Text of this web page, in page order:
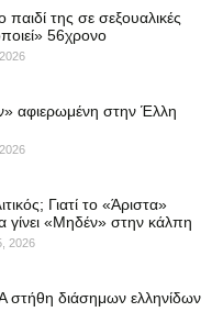
της σε σεξουαλικές
56χρονο
αφιερωμένη στην Έλλη
Γιατί το «Άριστα»
γίνει «Μηδέν» στην κάλπη
2026
στήθη διάσημων ελληνίδων